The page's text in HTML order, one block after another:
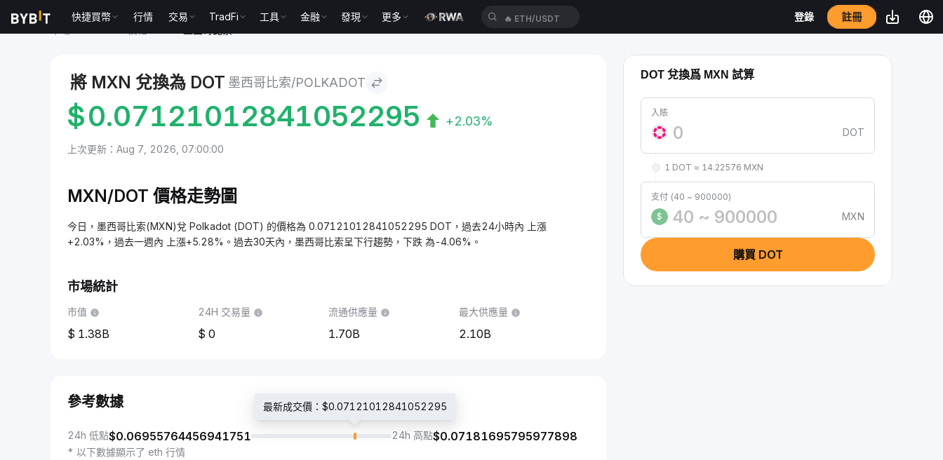
快捷買幣 行情 交易 TradFi 工具 金融 發現 更多 🔥 ETH/USDT 登錄 註冊
將 MXN 兌換為 DOT 墨西哥比索/POLKADOT
$0.07121012841052295 +2.03%
上次更新：Aug 7, 2026, 07:00:00
MXN/DOT 價格走勢圖
今日，墨西哥比索(MXN)兌 Polkadot (DOT) 的價格為 0.07121012841052295 DOT，過去24小時內 上漲
+2.03%，過去一週內 上漲+5.28%。過去30天內，墨西哥比索呈下行趨勢，下跌 為-4.06%。
市場統計
市值
1.38B
24H 交易量
0
流通供應量
1.70B
最大供應量
2.10B
參考數據
24h 低點$0.06955764456941751
最新成交價：$0.07121012841052295
24h 高點$0.07181695795977898
* 以下數據顯示了 eth 行情
DOT 兌換爲 MXN 試算
入賬
DOT
1 DOT ≈ 14.22576 MXN
支付 (40 ~ 900000)
$
MXN
購買 DOT